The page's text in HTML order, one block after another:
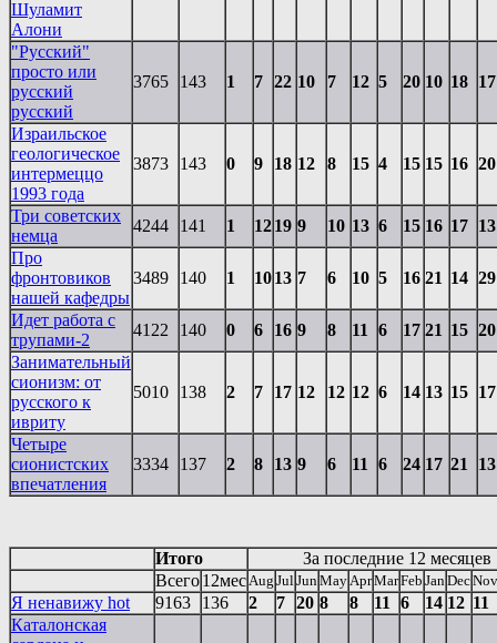
Шуламит
Алони
"Русский"
просто или
русский
русский
3765 143 1 7 22 10 7 12 5 20 10 18 17
Израильское
геологическое
интермеццо
1993 года
3873 143 0 9 18 12 8 15 4 15 15 16 20
Три советских
немца
4244 141 1 1219 9 10 13 6 15 16 17 13
Про
фронтовиков
нашей кафедры
3489 140 1 1013 7 6 10 5 16 21 14 29
Идет работа с
трупами-2
4122 140 0 6 16 9 8 11 6 17 21 15 20
Занимательный
сионизм: от
русского к
ивриту
5010 138 2 7 17 12 12 12 6 14 13 15 17
Четыре
сионистских
впечатления
3334 137 2 8 13 9 6 11 6 24 17 21 13
Итого
За последние 12 месяцев
Всего12мес Aug Jul Jun May AprMarFeb Jan DecNov
Я ненавижу hot 9163 136 2 7 20 8 8 11 6 14 12 11
Каталонская